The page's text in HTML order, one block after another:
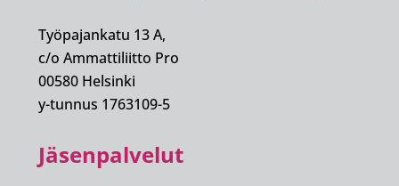
Työpajankatu 13 A,
c/o Ammattiliitto Pro
00580 Helsinki
y-tunnus 1763109-5
Jäsenpalvelut